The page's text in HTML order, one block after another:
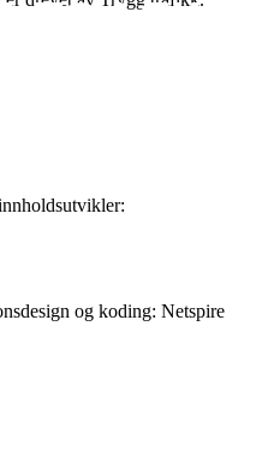
og koding: Netspire